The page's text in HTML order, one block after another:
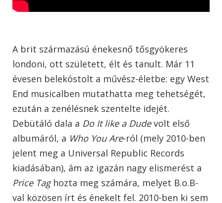
A brit származású énekesnő tősgyökeres
londoni, ott született, élt és tanult. Már 11
évesen belekóstolt a művész-életbe: egy West
End musicalben mutathatta meg tehetségét,
ezután a zenélésnek szentelte idejét.
Debütáló dala a Do It like a Dudevolt első
albumáról, a Who You Are-ról (mely 2010-ben
jelent meg a Universal Republic Records
kiadásában), ám az igazán nagy elismerést a
Price Taghozta meg számára, melyet B.o.B-
val közösen írt és énekelt fel. 2010-ben ki sem